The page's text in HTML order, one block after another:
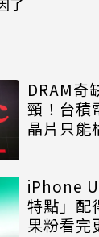
DRAM奇
頸！台積
晶片只能
iPhone
特點」配
果粉看完